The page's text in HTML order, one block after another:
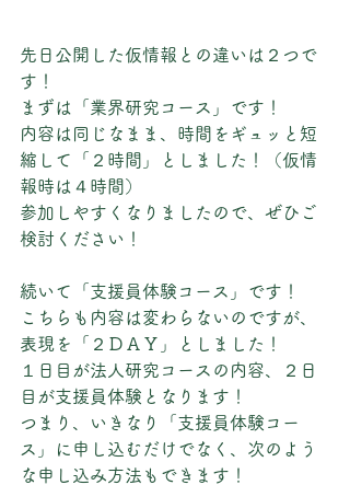
先日公開した仮情報との違いは２つで
す！
まずは「業界研究コース」です！
内容は同じなまま、時間をギュッと短
縮して「２時間」としました！（仮情
報時は４時間）
参加しやすくなりましたので、ぜひご
検討ください！
続いて「支援員体験コース」です！
こちらも内容は変わらないのですが、
表現を「２ＤＡＹ」としました！
１日目が法人研究コースの内容、２日
目が支援員体験となります！
つまり、いきなり「支援員体験コー
ス」に申し込むだけでなく、次のよう
な申し込み方法もできます！